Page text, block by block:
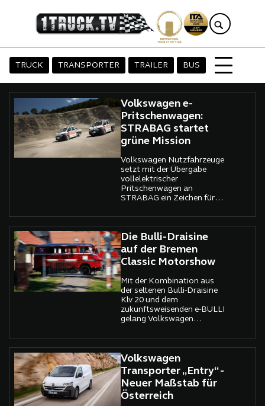
TRUCK TRANSPORTER TRAILER BUS
Volkswagen e-
Pritschenwagen:
STRABAG startet
grüne Mission
Volkswagen Nutzfahrzeuge
setzt mit der Übergabe
vollelektrischer
Pritschenwagen an
STRABAG ein Zeichen für
Baustellen.
Die Bulli-Draisine
auf der Bremen
Classic Motorshow
Mit der Kombination aus
der seltenen Bulli-Draisine
Klv 20 und dem
zukunftsweisenden e-BULLI
gelang Volkswagen
der Bremen Classic
Motorshow 2026 ein
überzeugender
Brückenschlag zwischen
Vergangenheit und Zukunft.
Volkswagen
Transporter „Entry“ -
Neuer Maßstab für
Österreich